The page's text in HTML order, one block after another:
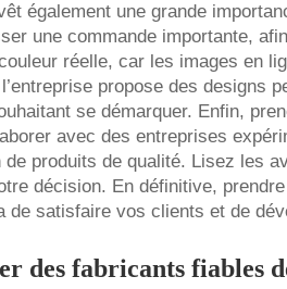
également une grande
une commande importante,
réelle, car les images en
propose des designs
se démarquer. Enfin,
avec des entreprises
de produits de qualité. Lisez les
décision. En définitive,
de satisfaire vos clients et de
des fabricants fiables